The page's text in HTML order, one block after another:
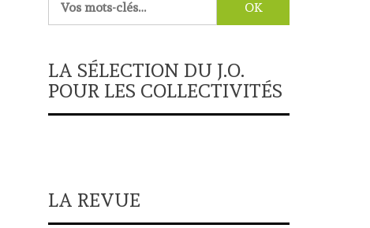
LA SÉLECTION DU J.O.
POUR LES COLLECTIVITÉS
LA REVUE